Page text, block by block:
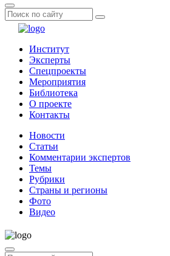
Институт
Эксперты
Спецпроекты
Мероприятия
Библиотека
О проекте
Контакты
Новости
Статьи
Комментарии экспертов
Темы
Рубрики
Страны и регионы
Фото
Видео